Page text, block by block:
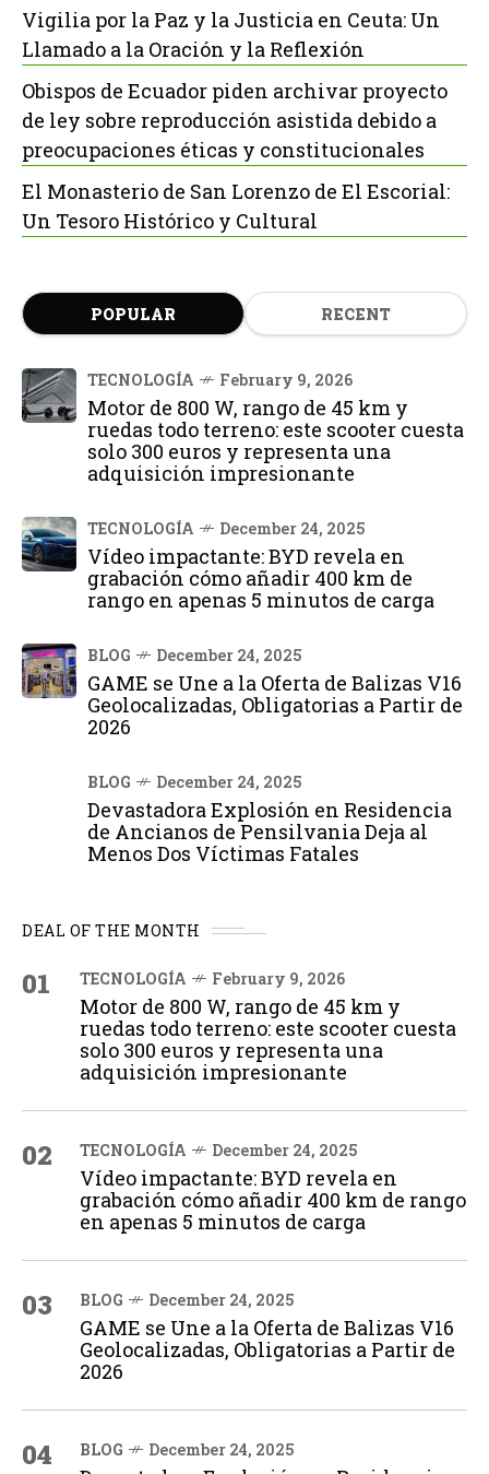
Vigilia por la Paz y la Justicia en Ceuta: Un
Llamado a la Oración y la Reflexión
Obispos de Ecuador piden archivar proyecto
de ley sobre reproducción asistida debido a
preocupaciones éticas y constitucionales
El Monasterio de San Lorenzo de El Escorial:
Un Tesoro Histórico y Cultural
POPULAR RECENT
TECNOLOGÍA February 9, 2026
Motor de 800 W, rango de 45 km y
ruedas todo terreno: este scooter cuesta
solo 300 euros y representa una
adquisición impresionante
TECNOLOGÍA December 24, 2025
Vídeo impactante: BYD revela en
grabación cómo añadir 400 km de
rango en apenas 5 minutos de carga
BLOG December 24, 2025
GAME se Une a la Oferta de Balizas V16
Geolocalizadas, Obligatorias a Partir de
2026
BLOG December 24, 2025
Devastadora Explosión en Residencia
de Ancianos de Pensilvania Deja al
Menos Dos Víctimas Fatales
DEAL OF THE MONTH
01 TECNOLOGÍA February 9, 2026
Motor de 800 W, rango de 45 km y
ruedas todo terreno: este scooter cuesta
solo 300 euros y representa una
adquisición impresionante
02 TECNOLOGÍA December 24, 2025
Vídeo impactante: BYD revela en
grabación cómo añadir 400 km de rango
en apenas 5 minutos de carga
03 BLOG December 24, 2025
GAME se Une a la Oferta de Balizas V16
Geolocalizadas, Obligatorias a Partir de
2026
04 BLOG December 24, 2025